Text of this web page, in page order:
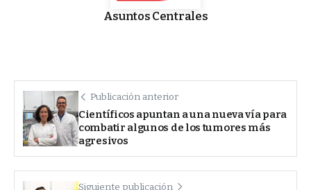
Asuntos Centrales
Publicación anterior
Científicos apuntan a una nueva vía para
combatir algunos de los tumores más
agresivos
Siguiente publicación